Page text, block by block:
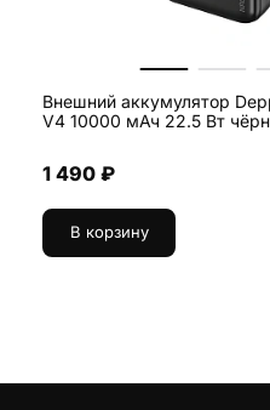
Внешний аккумулятор
V4 10000 мАч 22.5 Вт
1 490 ₽
В корзину